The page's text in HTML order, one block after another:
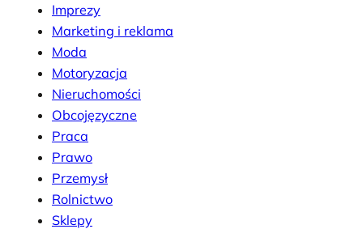
Imprezy
Marketing i reklama
Moda
Motoryzacja
Nieruchomości
Obcojęzyczne
Praca
Prawo
Przemysł
Rolnictwo
Sklepy